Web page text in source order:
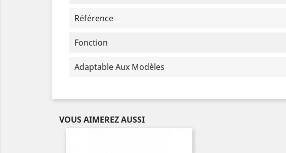
Référence
Fonction
Adaptable Aux Modèles
VOUS AIMEREZ AUSSI